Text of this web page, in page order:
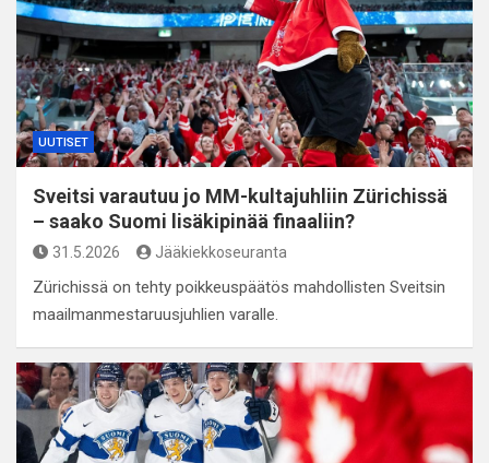
UUTISET
Sveitsi varautuu jo MM-kultajuhliin Zürichissä
– saako Suomi lisäkipinää finaaliin?
31.5.2026 Jääkiekkoseuranta
Zürichissä on tehty poikkeuspäätös mahdollisten Sveitsin
maailmanmestaruusjuhlien varalle.